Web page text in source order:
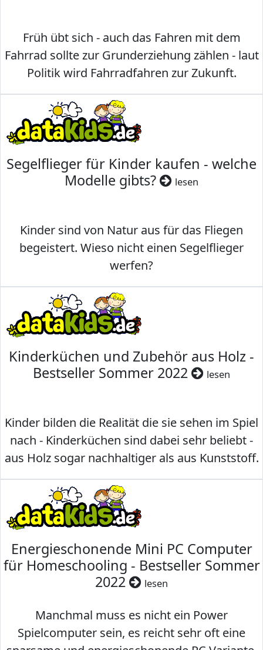
Früh übt sich - auch das Fahren mit dem
Fahrrad sollte zur Grunderziehung zählen - laut
Politik wird Fahrradfahren zur Zukunft.
Segelflieger für Kinder kaufen - welche
Modelle gibts?
lesen
Kinder sind von Natur aus für das Fliegen
begeistert. Wieso nicht einen Segelflieger
werfen?
Kinderküchen und Zubehör aus Holz -
Bestseller Sommer 2022
lesen
Kinder bilden die Realität die sie sehen im Spiel
nach - Kinderküchen sind dabei sehr beliebt -
aus Holz sogar nachhaltiger als aus Kunststoff.
Energieschonende Mini PC Computer
für Homeschooling - Bestseller Sommer
2022
lesen
Manchmal muss es nicht ein Power
Spielcomputer sein, es reicht sehr oft eine